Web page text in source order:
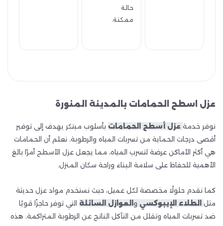
حالة
ممكنة.
عزل اسطح الحمامات بالمدينة المنورة
نوفر خدمة عزل أسطح الحمامات بأسلوب مبتكر يهدف إلى توفير
أقصى درجات الحماية من تسربات المياه والرطوبة. نعلم أن الحمامات
هي أكثر الأماكن عرضة لتسرب المياه، مما يجعل عزل الأسطح أمرًا بالغ
الأهمية للحفاظ على سلامة البناء وراحة سكان المنزل.
كما نقدم حلولًا مخصصة لكل عميل، حيث نستخدم مواد عزل حديثة
مثل
الطلاء الإيبوكسي و العوازل السائلة التي توفر حاجزًا قويًا
ضد تسربات المياه وتقلل من التآكل الناتج عن الرطوبة المتراكمة. هذه